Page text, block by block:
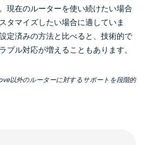
現在のルーターを使い続けたい場合
タマイズしたい場合に適していま
定済みの方法と比べると、技術的で
ブル対応が増えることもあります。
以外のルーターに対するサポートを段階的